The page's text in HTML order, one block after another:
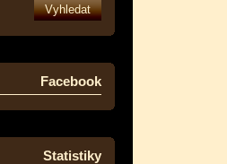
Facebook
Statistiky